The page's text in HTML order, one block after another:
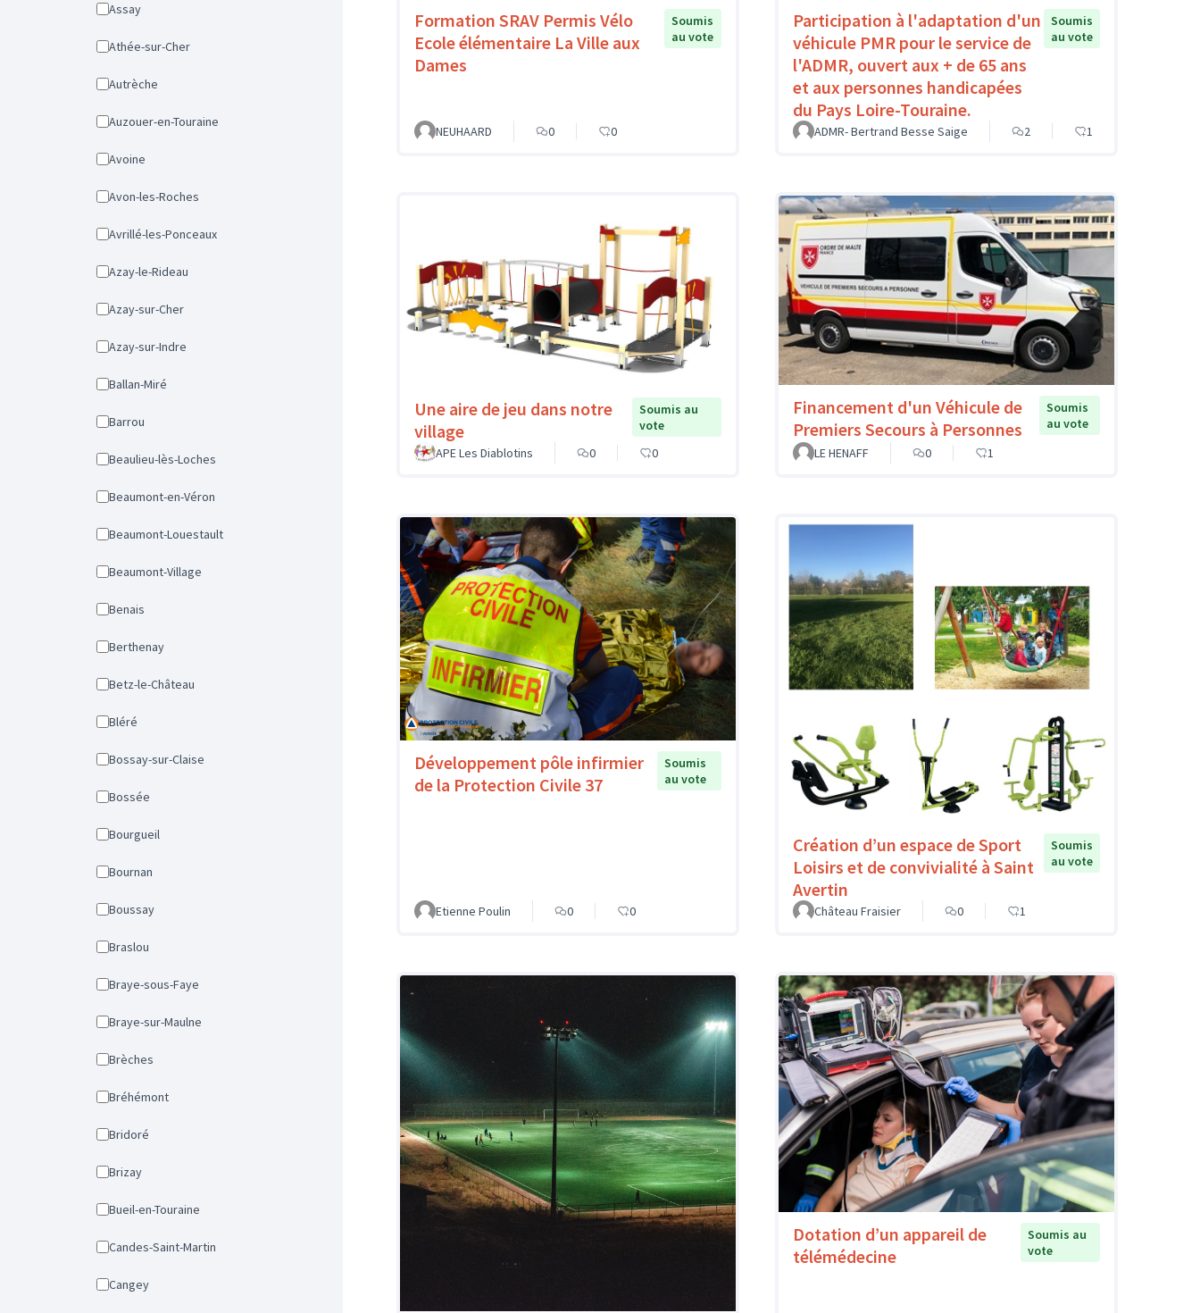
Assay
Athée-sur-Cher
Autrèche
Auzouer-en-Touraine
Avoine
Avon-les-Roches
Avrillé-les-Ponceaux
Azay-le-Rideau
Azay-sur-Cher
Azay-sur-Indre
Ballan-Miré
Barrou
Beaulieu-lès-Loches
Beaumont-en-Véron
Beaumont-Louestault
Beaumont-Village
Benais
Berthenay
Betz-le-Château
Bléré
Bossay-sur-Claise
Bossée
Bourgueil
Bournan
Boussay
Braslou
Braye-sous-Faye
Braye-sur-Maulne
Brèches
Bréhémont
Bridoré
Brizay
Bueil-en-Touraine
Candes-Saint-Martin
Cangey
Formation SRAV Permis Vélo
Ecole élémentaire La Ville aux
Dames
Soumis
au vote
NEUHAARD 0 0
Participation à l'adaptation d'un
véhicule PMR pour le service de
l'ADMR, ouvert aux + de 65 ans
et aux personnes handicapées
du Pays Loire-Touraine.
Soumis
au vote
ADMR- Bertrand Besse Saige 2 1
Une aire de jeu dans notre
village
Soumis au
vote
APE Les Diablotins
0 0
Financement d'un Véhicule de
Premiers Secours à Personnes
Soumis
au vote
LE HENAFF
0 1
Développement pôle infirmier
de la Protection Civile 37
Soumis
au vote
Etienne Poulin 0 0
Création d’un espace de Sport
Loisirs et de convivialité à Saint
Avertin
Soumis
au vote
Château Fraisier 0 1
Dotation d’un appareil de
télémédecine
Soumis au
vote